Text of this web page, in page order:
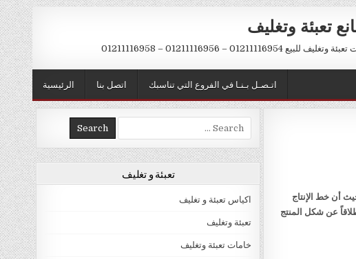
تعبئة وتغليف
للبيع 01211116954 – 01211116956 – 01211116958
الرئيسية اتصل بنا اتـصـل بـنـا في الفروع التي تناسبك
أن خط الإنتاج
عن شكل المنتج
Search
for:
تعبئة و تغليف
اكياس تعبئة و تغليف
تعبئة وتغليف
خامات تعبئة وتغليف